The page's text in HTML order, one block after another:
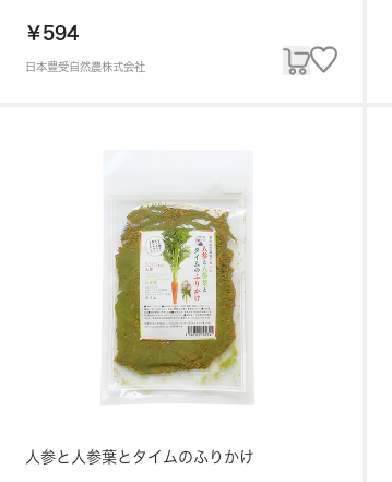
￥594
日本豊受自然農株式会社
人参と人参葉とタイムのふりかけ